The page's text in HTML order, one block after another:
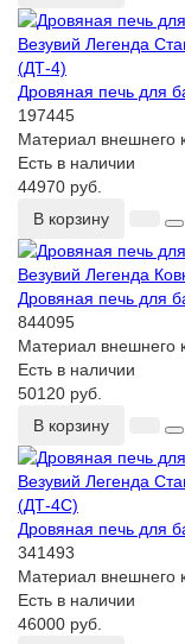
Дровяная печь для
197445
Материал внешнего
Есть в наличии
44970 руб.
В корзину
Дровяная печь для
844095
Материал внешнего
Есть в наличии
50120 руб.
В корзину
Дровяная печь для
341493
Материал внешнего
Есть в наличии
46000 руб.